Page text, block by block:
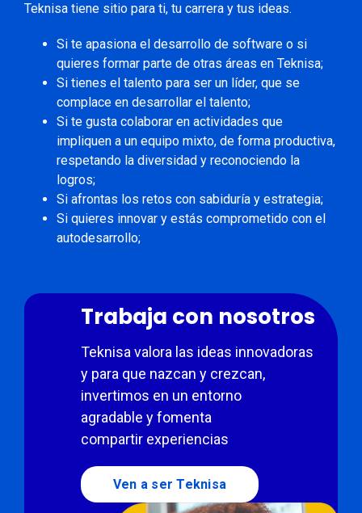
Teknisa tiene sitio para ti, tu carrera y tus ideas.
Si te apasiona el desarrollo de software o si
quieres formar parte de otras áreas en Teknisa;
Si tienes el talento para ser un líder, que se
complace en desarrollar el talento;
Si te gusta colaborar en actividades que
impliquen a un equipo mixto, de forma productiva,
respetando la diversidad y reconociendo la
logros;
Si afrontas los retos con sabiduría y estrategia;
Si quieres innovar y estás comprometido con el
autodesarrollo;
Trabaja con nosotros
Teknisa valora las ideas innovadoras
y para que nazcan y crezcan,
invertimos en un entorno
agradable y fomenta
compartir experiencias
Ven a ser Teknisa